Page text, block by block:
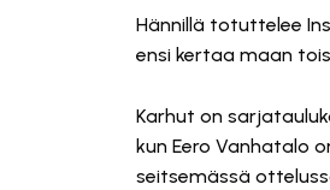
Hännillä totuttelee
ensi kertaa maan
Karhut on
kun Eero Vanhatalo
seitsemässä